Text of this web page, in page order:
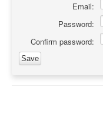
Email:
Password:
Confirm password: